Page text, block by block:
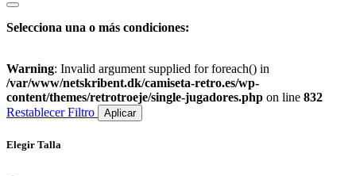
Selecciona una o más condiciones:
Warning: Invalid argument supplied for foreach() in
/var/www/netskribent.dk/camiseta-retro.es/wp-
content/themes/retrotroeje/single-jugadores.php on line 832
Restablecer Filtro
Aplicar
Elegir Talla